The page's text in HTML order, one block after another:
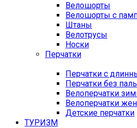
Велошорты
Велошорты с
Штаны
Велотрусы
Носки
Перчатки
Перчатки с
Перчатки без
Велоперчатки
Велоперчатки
Детские перчатки
ТУРИЗМ